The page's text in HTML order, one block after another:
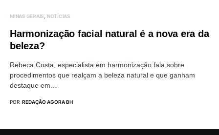
MINAS GERAIS NOTÍCIAS
Harmonização facial natural é a nova era da
beleza?
Rebeca Costa, especialista em harmonização fala sobre
procedimentos que realçam a beleza natural e que ganham
destaque em…
POR REDAÇÃO AGORA BH